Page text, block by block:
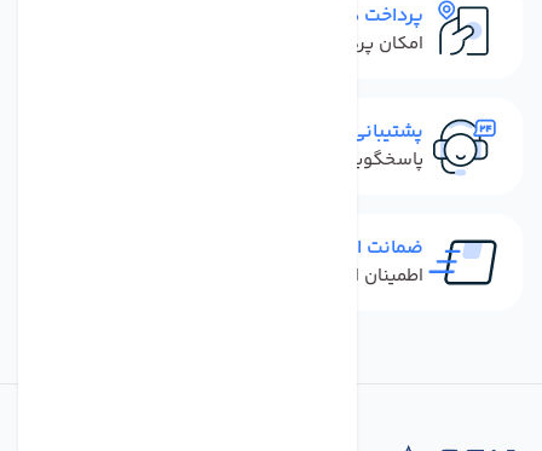
پرداخت در محل
امکان پرداخت کل فاکتور در محل
پشتیبانی سریع
پاسخگویی سریع به تماس‌ها و پیام‌ها
ضمانت اصل بودن کالا
اطمینان از خرید کالای اورجینال